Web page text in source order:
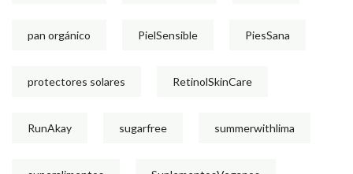
pan orgánico PielSensible PiesSana
protectores solares RetinolSkinCare
RunAkay sugarfree summerwithlima